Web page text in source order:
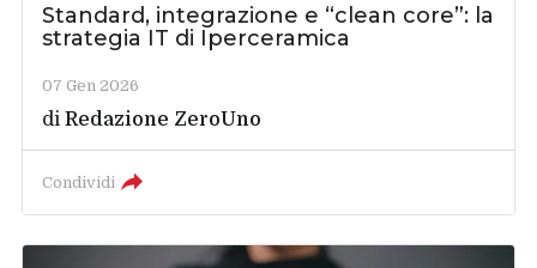
Standard, integrazione e “clean core”: la
strategia IT di Iperceramica
07 Gen 2026
diRedazione ZeroUno
Condividi